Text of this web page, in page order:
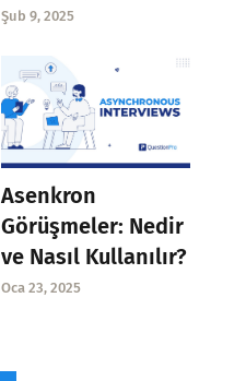
Şub 9, 2025
Asenkron
Görüşmeler: Nedir
ve Nasıl Kullanılır?
Oca 23, 2025